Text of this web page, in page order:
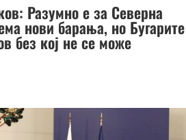
Разумно е за Северна
нови барања, но Бугарите
без кој не се може